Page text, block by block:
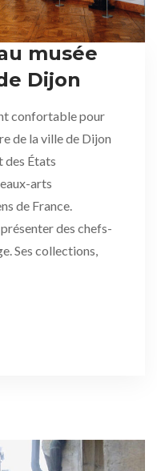
musée
Dijon
confortable pour
de la ville de Dijon
des États
arts
de France.
des chefs-
Ses collections,